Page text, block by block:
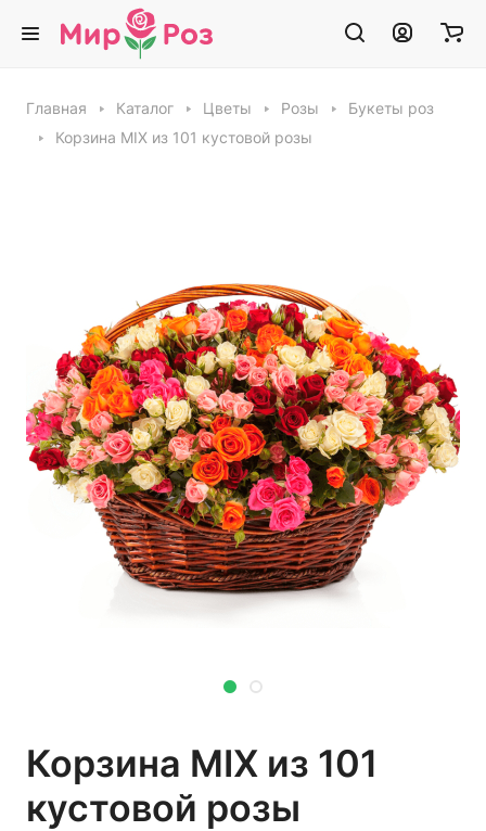
Главная Каталог Цветы Розы
Букеты роз
Корзина MIX из 101 кустовой розы
Корзина MIX из 101
кустовой розы